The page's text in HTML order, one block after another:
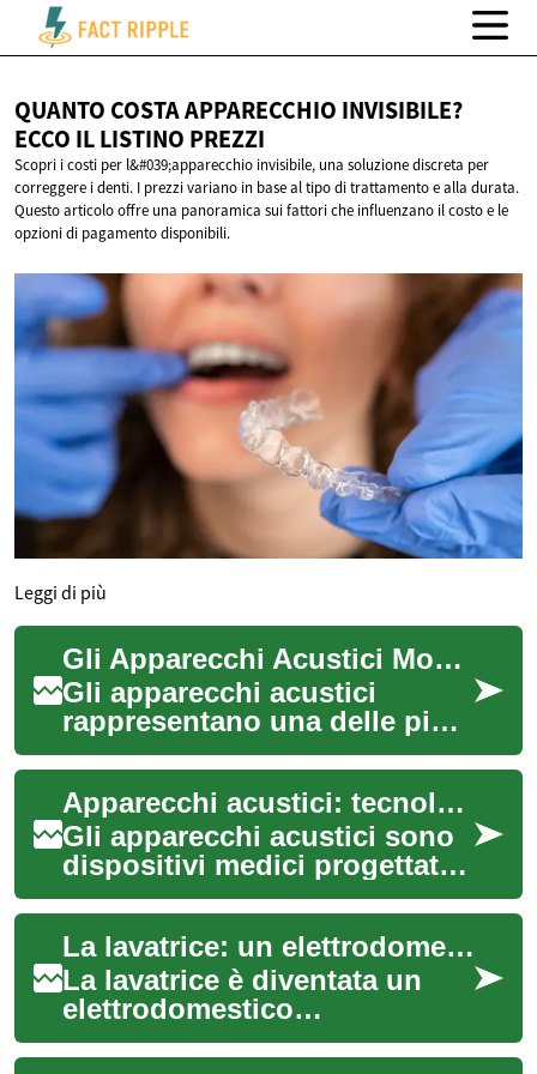
QUANTO COSTA APPARECCHIO INVISIBILE?
ECCO ILLISTINO PREZZI
Scopri i costi per l&#039;apparecchio invisibile, una soluzione discreta per
correggere i denti. I prezzi variano in base al tipo di trattamento e alla durata.
Questo articolo offre una panoramica sui fattori che influenzano il costo e le
opzioni di pagamento disponibili.
Leggi di più
Gli Apparecchi Acustici Moderni: Tecnologia e Innovazione per l'Udito
Gli apparecchi acustici
rappresentano una delle più
importanti innovazioni nel
campo dell'audiologia,
offrendo soluzi...
Apparecchi acustici: tecnologia avanzata per migliorare l'udito
Gli apparecchi acustici sono
dispositivi medici progettati
per aiutare le persone con
problemi di udito a sentire
meg...
La lavatrice: un elettrodomestico essenziale per la casa moderna
La lavatrice è diventata un
elettrodomestico
indispensabile in ogni casa
moderna. Questo